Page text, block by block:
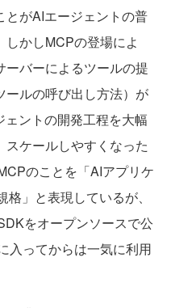
とがAIエージェントの普
かしMCPの登場によ
ーバーによるツールの提
ールの呼び出し方法）が
ントの開発工程を大幅
ケールしやすくなった
のことを「AIアプリケ
」と表現しているが、
をオープンソースで公
入ってからは一気に利用